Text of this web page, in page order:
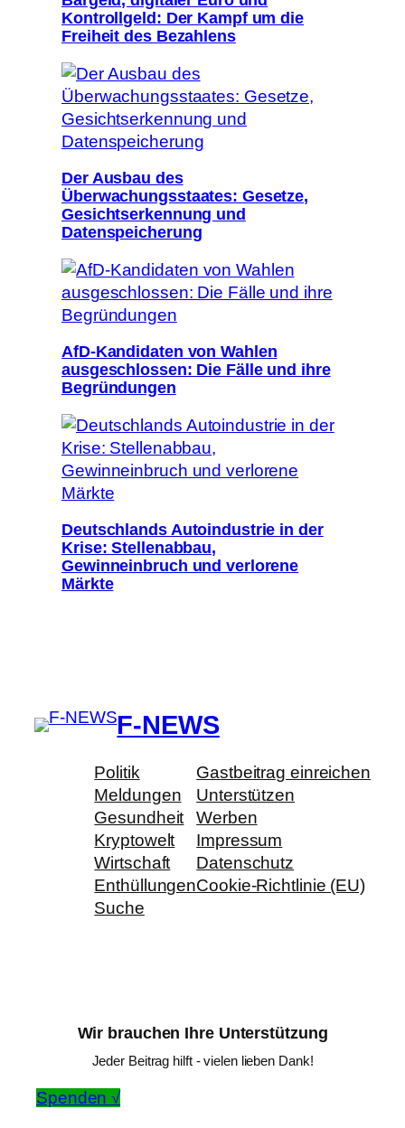
Kontrollgeld: Der Kampf um die
Freiheit des Bezahlens
Der Ausbau des
Überwachungsstaates: Gesetze,
Gesichtserkennung und
Datenspeicherung
AfD-Kandidaten von Wahlen
ausgeschlossen: Die Fälle und ihre
Begründungen
Deutschlands Autoindustrie in der
Krise: Stellenabbau,
Gewinneinbruch und verlorene
Märkte
F-NEWS
Politik
Meldungen
Gesundheit
Kryptowelt
Wirtschaft
Enthüllungen
Suche
Gastbeitrag einreichen
Unterstützen
Werben
Impressum
Datenschutz
Cookie-Richtlinie (EU)
Wir brauchen Ihre Unterstützung
Jeder Beitrag hilft - vielen lieben Dank!
Spenden √